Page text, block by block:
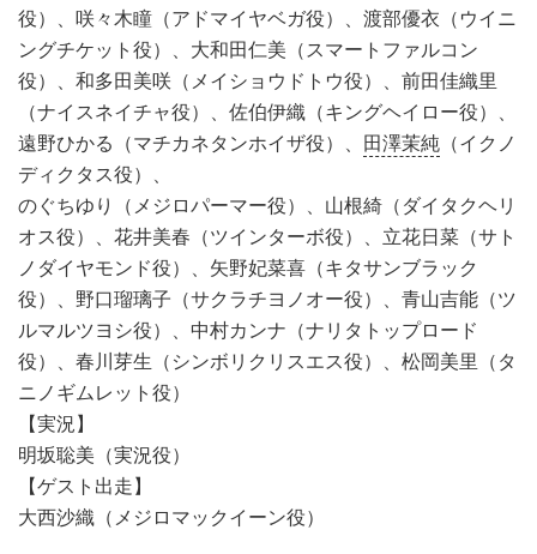
役）、咲々木瞳（アドマイヤベガ役）、渡部優衣（ウイニ
ングチケット役）、大和田仁美（スマートファルコン
役）、和多田美咲（メイショウドトウ役）、前田佳織里
（ナイスネイチャ役）、佐伯伊織（キングヘイロー役）、
遠野ひかる（マチカネタンホイザ役）、 田澤茉純 （イクノ
ディクタス役）、
のぐちゆり（メジロパーマー役）、山根綺（ダイタクヘリ
オス役）、花井美春（ツインターボ役）、立花日菜（サト
ノダイヤモンド役）、矢野妃菜喜（キタサンブラック
役）、野口瑠璃子（サクラチヨノオー役）、青山吉能（ツ
ルマルツヨシ役）、中村カンナ（ナリタトップロード
役）、春川芽生（シンボリクリスエス役）、松岡美里（タ
ニノギムレット役）
【実況】
明坂聡美（実況役）
【ゲスト出走】
大西沙織（メジロマックイーン役）